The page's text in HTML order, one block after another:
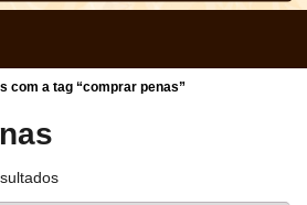
com a tag “comprar penas”